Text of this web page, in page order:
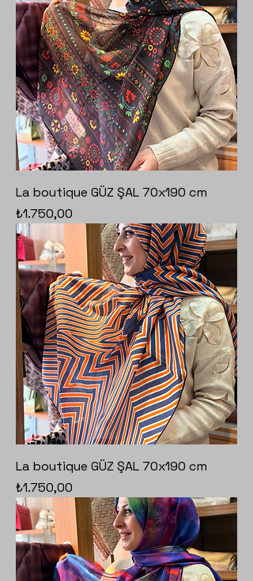
La boutique GÜZ ŞAL 70x190 cm
Fiyat
₺1.750,00
La boutique GÜZ ŞAL 70x190 cm
Fiyat
₺1.750,00